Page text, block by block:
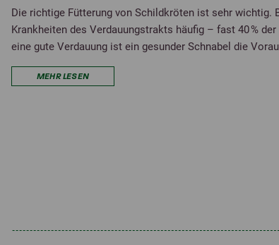
Die richtige Fütterung von Schildkröten ist sehr wichtig.
Krankheiten des Verdauungstrakts häufig – fast 40 %
eine gute Verdauung ist ein gesunder Schnabel die
MEHR LESEN